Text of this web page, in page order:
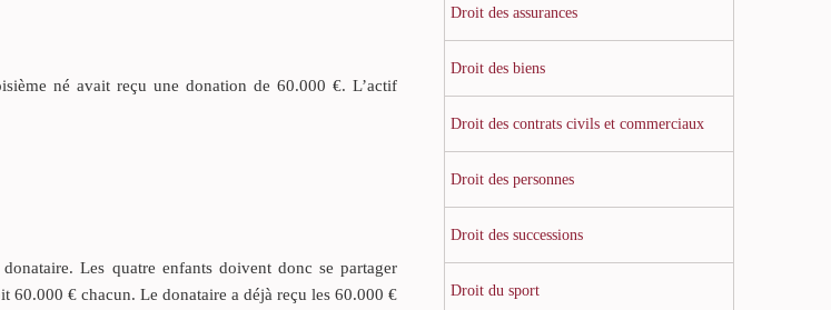
né avait reçu une donation de 60.000 €. L’actif
Les quatre enfants doivent donc se partager
60.000 € chacun. Le donataire a déjà reçu les 60.000 €
Droit des assurances
Droit des biens
Droit des contrats civils et commerciaux
Droit des personnes
Droit des successions
Droit du sport